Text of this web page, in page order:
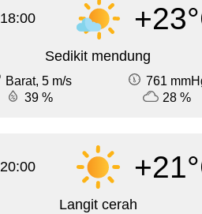
18:00
Sedikit mendung
Barat, 5 m/s
761
39 %
28 %
20:00
Langit cerah